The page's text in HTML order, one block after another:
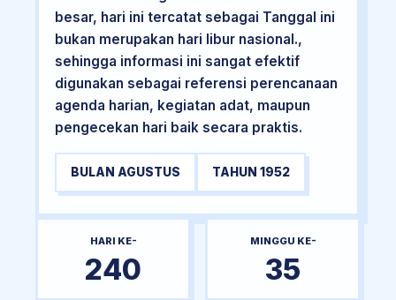
besar, hari ini tercatat sebagai Tanggal ini
bukan merupakan hari libur nasional.,
sehingga informasi ini sangat efektif
digunakan sebagai referensi perencanaan
agenda harian, kegiatan adat, maupun
pengecekan hari baik secara praktis.
BULAN AGUSTUS TAHUN 1952
HARI KE-
240
MINGGU KE-
35